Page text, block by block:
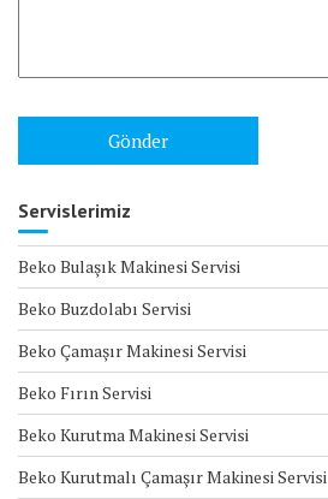
Servislerimiz
Beko Bulaşık Makinesi Servisi
Beko Buzdolabı Servisi
Beko Çamaşır Makinesi Servisi
Beko Fırın Servisi
Beko Kurutma Makinesi Servisi
Beko Kurutmalı Çamaşır Makinesi Servisi